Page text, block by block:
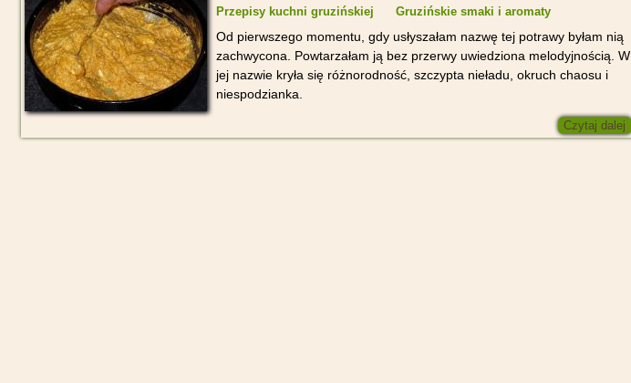
Przepisy kuchni gruzińskiej Gruzińskie smaki i aromaty
Od pierwszego momentu, gdy usłyszałam nazwę tej potrawy byłam nią
zachwycona. Powtarzałam ją bez przerwy uwiedziona melodyjnością. W
jej nazwie kryła się różnorodność, szczypta nieładu, okruch chaosu i
niespodzianka.
Czytaj dalej